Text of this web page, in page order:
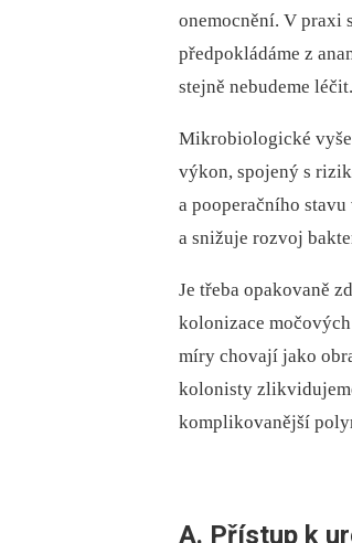
onemocnění. V praxi
předpokládáme z
stejně nebudeme léčit.
Mikrobiologické
výkon, spojený s
a pooperačního
a snižuje rozvoj
Je třeba opakovaně
kolonizace
míry chovají jako
kolonisty
komplikovanější
A. Přístup k